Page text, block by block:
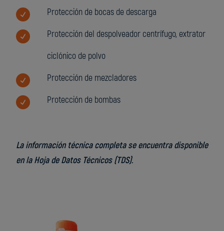
Protección de bocas de descarga
Protección del despolveador centrífugo, extrator
ciclónico de polvo
Protección de mezcladores
Protección de bombas
La información técnica completa se encuentra disponible
en la Hoja de Datos Técnicos (TDS).